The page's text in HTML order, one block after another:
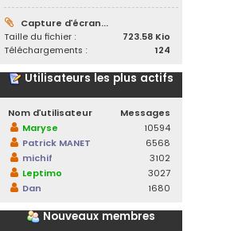
Capture d’écran...
Taille du fichier :
723.58 Kio
Téléchargements :
124
Utilisateurs les plus actifs
Nom d’utilisateur
Messages
Maryse
10594
Patrick MANET
6568
michif
3102
Leptimo
3027
Dan
1680
Nouveaux membres